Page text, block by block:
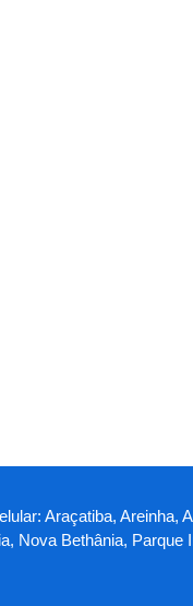
Araçatiba,
Bethânia,